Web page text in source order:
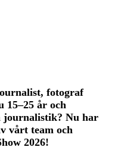
fotograf
15–25 år och
journalistik? Nu har
vårt team och
2026!